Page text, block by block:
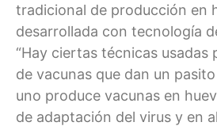
tradicional de producción en
desarrollada con tecnología
“Hay ciertas técnicas usadas
de vacunas que dan un
uno produce vacunas en
de adaptación del virus y en